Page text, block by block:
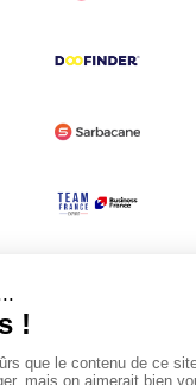
Devenir partenaire